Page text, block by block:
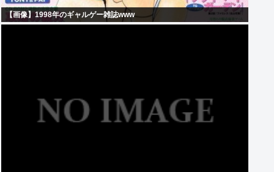
【画像】1998年のギャルゲー雑誌www